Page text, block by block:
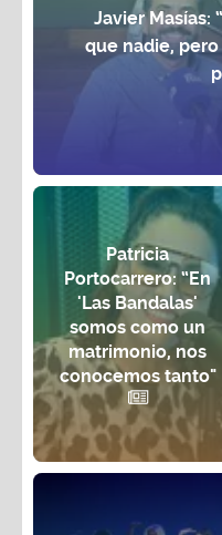
Javier Masías:
que nadie,
Patricia
Portocarrero: “En
'Las Bandalas'
somos como un
matrimonio, nos
conocemos tanto"